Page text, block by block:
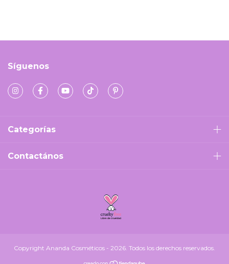
Síguenos
Categorías
Contactános
Copyright Ananda Cosméticos - 2026. Todos los derechos reservados.